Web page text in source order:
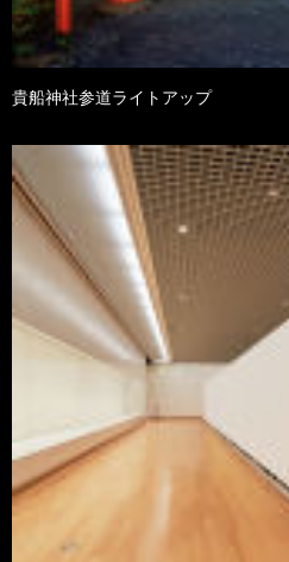
貴船神社参道ライトアップ